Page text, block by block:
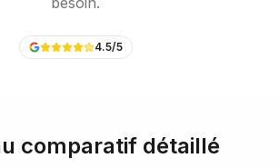
4.5/5
comparatif détaillé